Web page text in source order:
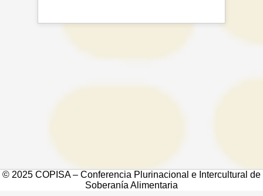
© 2025 COPISA – Conferencia Plurinacional e Intercultural de
Soberanía Alimentaria